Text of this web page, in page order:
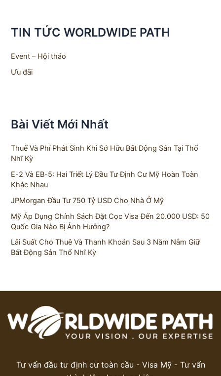
r
TIN TỨC WORLDWIDE PATH
Event – Hội thảo
Ưu đãi
Bài Viết Mới Nhất
Thuế Và Phí Phát Sinh Khi Sở Hữu Bất Động Sản Tại Thổ
Nhĩ Kỳ
E-2 Và EB-5: Hai Triết Lý Đầu Tư Định Cư Mỹ Hoàn Toàn
Khác Nhau
JPMorgan Đầu Tư 750 Tỷ USD Cho Nhà Ở Mỹ
Mỹ Áp Dụng Chính Sách Đặt Cọc Visa Đến 20.000 USD: 50
Quốc Gia Nào Bị Ảnh Hưởng?
Lãi Suất Cho Thuê Và Thanh Khoản Sau 3 Năm Nắm Giữ
Bất Động Sản Thổ Nhĩ Kỳ
Tư vấn đầu tư định cư toàn cầu - Visa Mỹ - Tư vấn